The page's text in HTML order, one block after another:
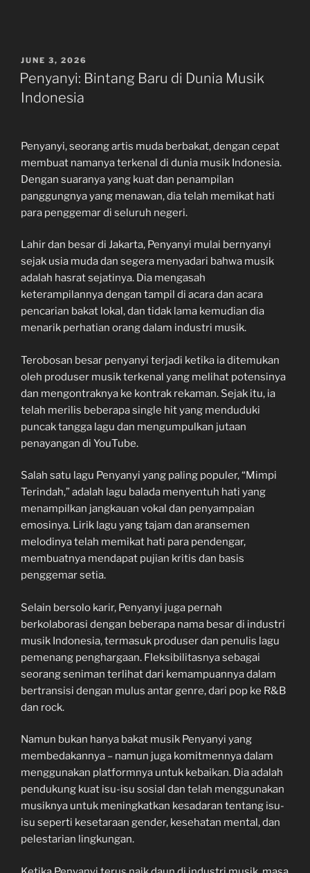
POSTED
ON
JUNE 3, 2026
Penyanyi: Bintang Baru di Dunia Musik
Indonesia
Penyanyi, seorang artis muda berbakat, dengan cepat
membuat namanya terkenal di dunia musik Indonesia.
Dengan suaranya yang kuat dan penampilan
panggungnya yang menawan, dia telah memikat hati
para penggemar di seluruh negeri.
Lahir dan besar di Jakarta, Penyanyi mulai bernyanyi
sejak usia muda dan segera menyadari bahwa musik
adalah hasrat sejatinya. Dia mengasah
keterampilannya dengan tampil di acara dan acara
pencarian bakat lokal, dan tidak lama kemudian dia
menarik perhatian orang dalam industri musik.
Terobosan besar penyanyi terjadi ketika ia ditemukan
oleh produser musik terkenal yang melihat potensinya
dan mengontraknya ke kontrak rekaman. Sejak itu, ia
telah merilis beberapa single hit yang menduduki
puncak tangga lagu dan mengumpulkan jutaan
penayangan di YouTube.
Salah satu lagu Penyanyi yang paling populer, “Mimpi
Terindah,” adalah lagu balada menyentuh hati yang
menampilkan jangkauan vokal dan penyampaian
emosinya. Lirik lagu yang tajam dan aransemen
melodinya telah memikat hati para pendengar,
membuatnya mendapat pujian kritis dan basis
penggemar setia.
Selain bersolo karir, Penyanyi juga pernah
berkolaborasi dengan beberapa nama besar di industri
musik Indonesia, termasuk produser dan penulis lagu
pemenang penghargaan. Fleksibilitasnya sebagai
seorang seniman terlihat dari kemampuannya dalam
bertransisi dengan mulus antar genre, dari pop ke R&B
dan rock.
Namun bukan hanya bakat musik Penyanyi yang
membedakannya – namun juga komitmennya dalam
menggunakan platformnya untuk kebaikan. Dia adalah
pendukung kuat isu-isu sosial dan telah menggunakan
musiknya untuk meningkatkan kesadaran tentang isu-
isu seperti kesetaraan gender, kesehatan mental, dan
pelestarian lingkungan.